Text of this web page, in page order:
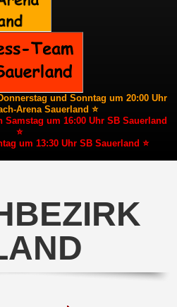
und Sonntag um 20:00 Uhr
Arena Sauerland ⭐
Samstag um 16:00 Uhr SB Sauerland
⭐
um 13:30 Uhr SB Sauerland ⭐